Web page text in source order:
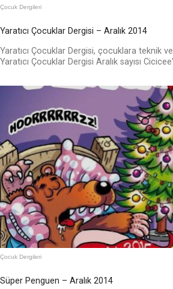
Çocuk Dergileri
Yaratıcı Çocuklar Dergisi – Aralık 2014
Yaratıcı Çocuklar Dergisi, çocuklara teknik
Yaratıcı Çocuklar Dergisi Aralık sayısı
Çocuk Dergileri
Süper Penguen – Aralık 2014